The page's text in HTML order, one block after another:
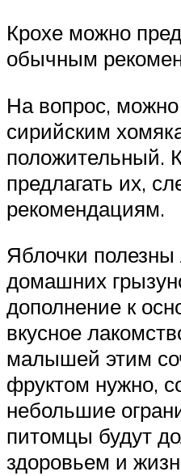
Крохе можно
обычным
На вопрос,
сирийским
положительный.
предлагать их,
рекомендациям.
Яблочки
домашних
дополнение к
вкусное
малышей этим
фруктом нужно,
небольшие
питомцы будут
здоровьем и